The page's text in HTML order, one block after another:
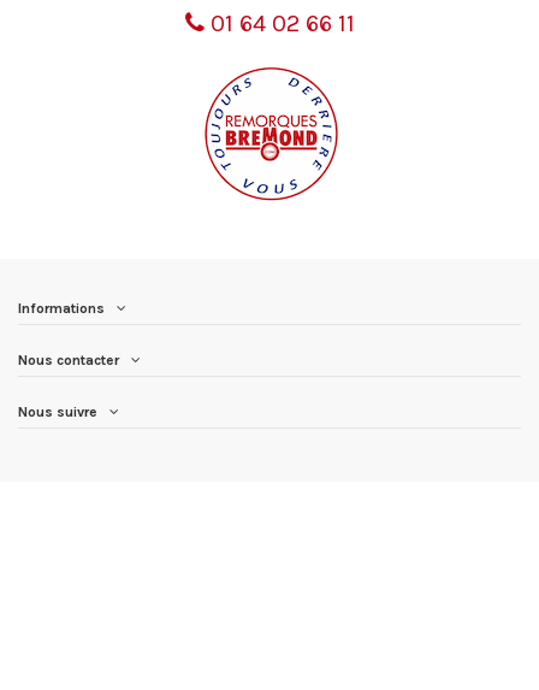
01 64 02 66 11
Informations
Nous contacter
Nous suivre